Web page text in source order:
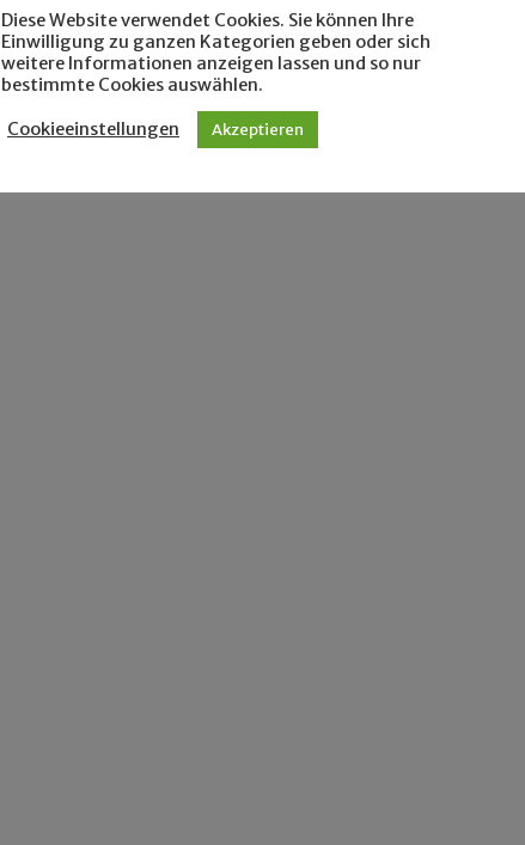
Diese Website verwendet Cookies. Sie können Ihre
Einwilligung zu ganzen Kategorien geben oder sich
weitere Informationen anzeigen lassen und so nur
bestimmte Cookies auswählen.
Cookieeinstellungen Akzeptieren